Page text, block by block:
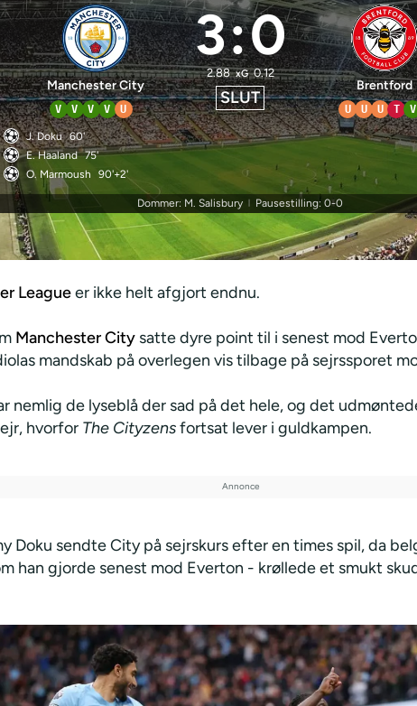
Manchester City
V V V V U
3:0
2.88 xG 0.12
SLUT
Brentford
U U U T V
J. Doku 60'
E. Haaland 75'
O. Marmoush
90'+2'
Dommer: M. Salisbury | Pausestilling: 0-0
Leagueer ikke helt afgjort endnu.
Manchester City satte dyre point til i senest mod
mandskab på overlegen vis tilbage på sejrssporet
nemlig de lyseblå der sad på det hele, og det
hvorfor The Cityzensfortsat lever i guldkampen.
Doku sendte City på sejrskurs efter en times spil, da
han gjorde senest mod Everton - krøllede et smukt